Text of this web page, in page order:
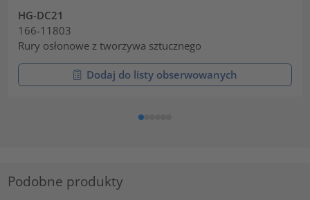
HG-DC21
166-11803
Rury osłonowe z tworzywa sztucznego
Dodaj do listy obserwowanych
Podobne produkty